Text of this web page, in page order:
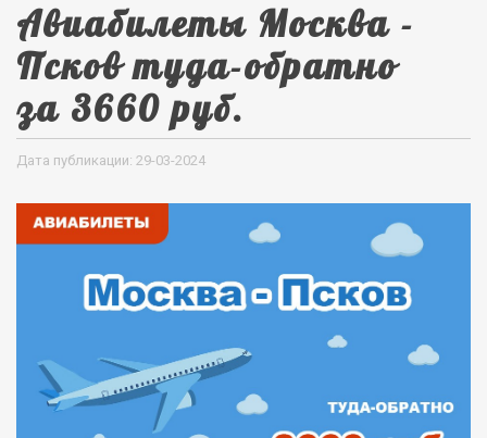
Авиабилеты Москва -
Псков туда-обратно
за 3660 руб.
Дата публикации: 29-03-2024